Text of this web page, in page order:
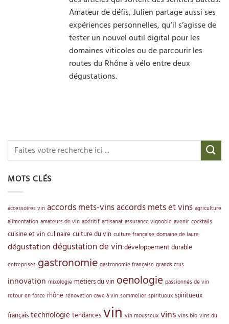
Amateur de défis, Julien partage aussi ses
expériences personnelles, qu’il s’agisse de
tester un nouvel outil digital pour les
domaines viticoles ou de parcourir les
routes du Rhône à vélo entre deux
dégustations.
MOTS CLÉS
accessoires vin accords mets-vinsaccords mets et vins agriculture
alimentation amateurs de vin apéritif artisanat assurance vignoble avenir cocktails
cuisine et vin culinaire culture du vin culture française domaine de laure
dégustation dégustation de vin développement durable
entreprises gastronomie gastronomie française grands crus
innovation mixologie métiers du vin oenologie passionnés de vin
retour en force rhône rénovation cave à vin sommelier spiritueux spiritueux
français technologie tendances vin vin mousseux vins vins bio vins du